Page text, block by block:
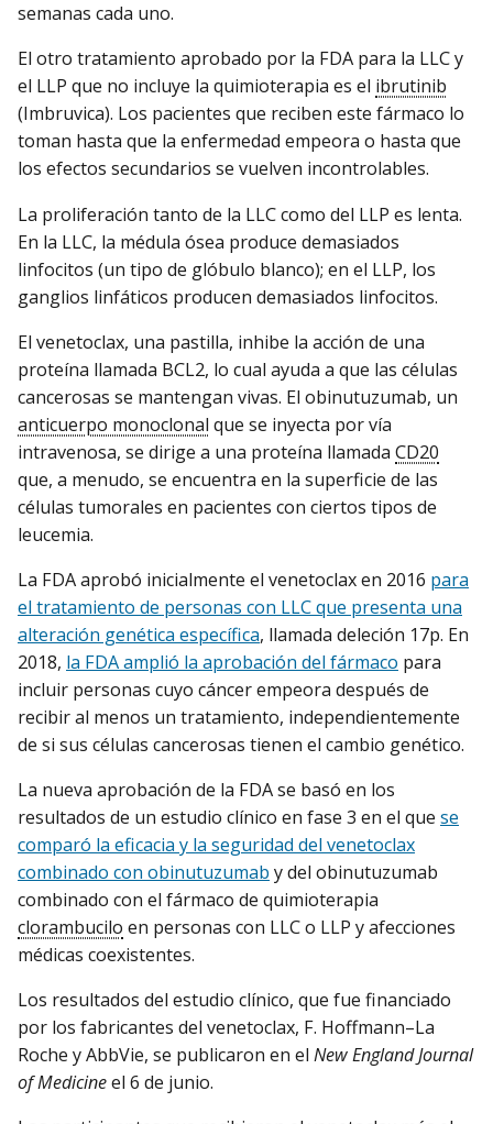
semanas cada uno.
El otro tratamiento aprobado por la FDA para la LLC y
el LLP que no incluye la quimioterapia es el ibrutinib
(Imbruvica). Los pacientes que reciben este fármaco lo
toman hasta que la enfermedad empeora o hasta que
los efectos secundarios se vuelven incontrolables.
La proliferación tanto de la LLC como del LLP es lenta.
En la LLC, la médula ósea produce demasiados
linfocitos (un tipo de glóbulo blanco); en el LLP, los
ganglios linfáticos producen demasiados linfocitos.
El venetoclax, una pastilla, inhibe la acción de una
proteína llamada BCL2, lo cual ayuda a que las células
cancerosas se mantengan vivas. El obinutuzumab, un
anticuerpo monoclonal que se inyecta por vía
intravenosa, se dirige a una proteína llamada CD20
que, a menudo, se encuentra en la superficie de las
células tumorales en pacientes con ciertos tipos de
leucemia.
La FDA aprobó inicialmente el venetoclax en 2016 para
el tratamiento de personas con LLC que presenta una
alteración genética específica, llamada deleción 17p. En
2018, la FDA amplió la aprobación del fármaco para
incluir personas cuyo cáncer empeora después de
recibir al menos un tratamiento, independientemente
de si sus células cancerosas tienen el cambio genético.
La nueva aprobación de la FDA se basó en los
resultados de un estudio clínico en fase 3 en el que se
comparó la eficacia y la seguridad del venetoclax
combinado con obinutuzumab y del obinutuzumab
combinado con el fármaco de quimioterapia
clorambucilo en personas con LLC o LLP y afecciones
médicas coexistentes.
Los resultados del estudio clínico, que fue financiado
por los fabricantes del venetoclax, F. Hoffmann–La
Roche y AbbVie, se publicaron en el New England Journal
of Medicineel 6 de junio.